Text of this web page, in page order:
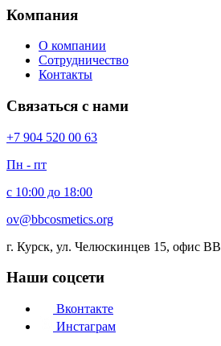
Компания
О компании
Сотрудничество
Контакты
Связаться с нами
+7 904 520 00 63
Пн - пт
с 10:00 до 18:00
ov@bbcosmetics.org
г. Курск, ул. Челюскинцев 15, офис BB
Наши соцсети
Вконтакте
Инстаграм